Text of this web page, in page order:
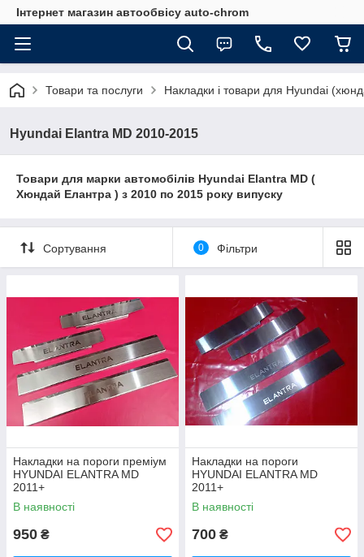
Інтернет магазин автообвісу auto-chrom
Товари та послуги Накладки і товари для Hyundai
Hyundai Elantra MD 2010-2015
Товари для марки автомобілів Hyundai Elantra MD (
Хюндай Елантра ) з 2010 по 2015 року випуску
Сортування 0 Фільтри
Накладки на пороги преміум
HYUNDAI ELANTRA MD
2011+
В наявності
950 ₴
Накладки на пороги
HYUNDAI ELANTRA MD
2011+
В наявності
700 ₴